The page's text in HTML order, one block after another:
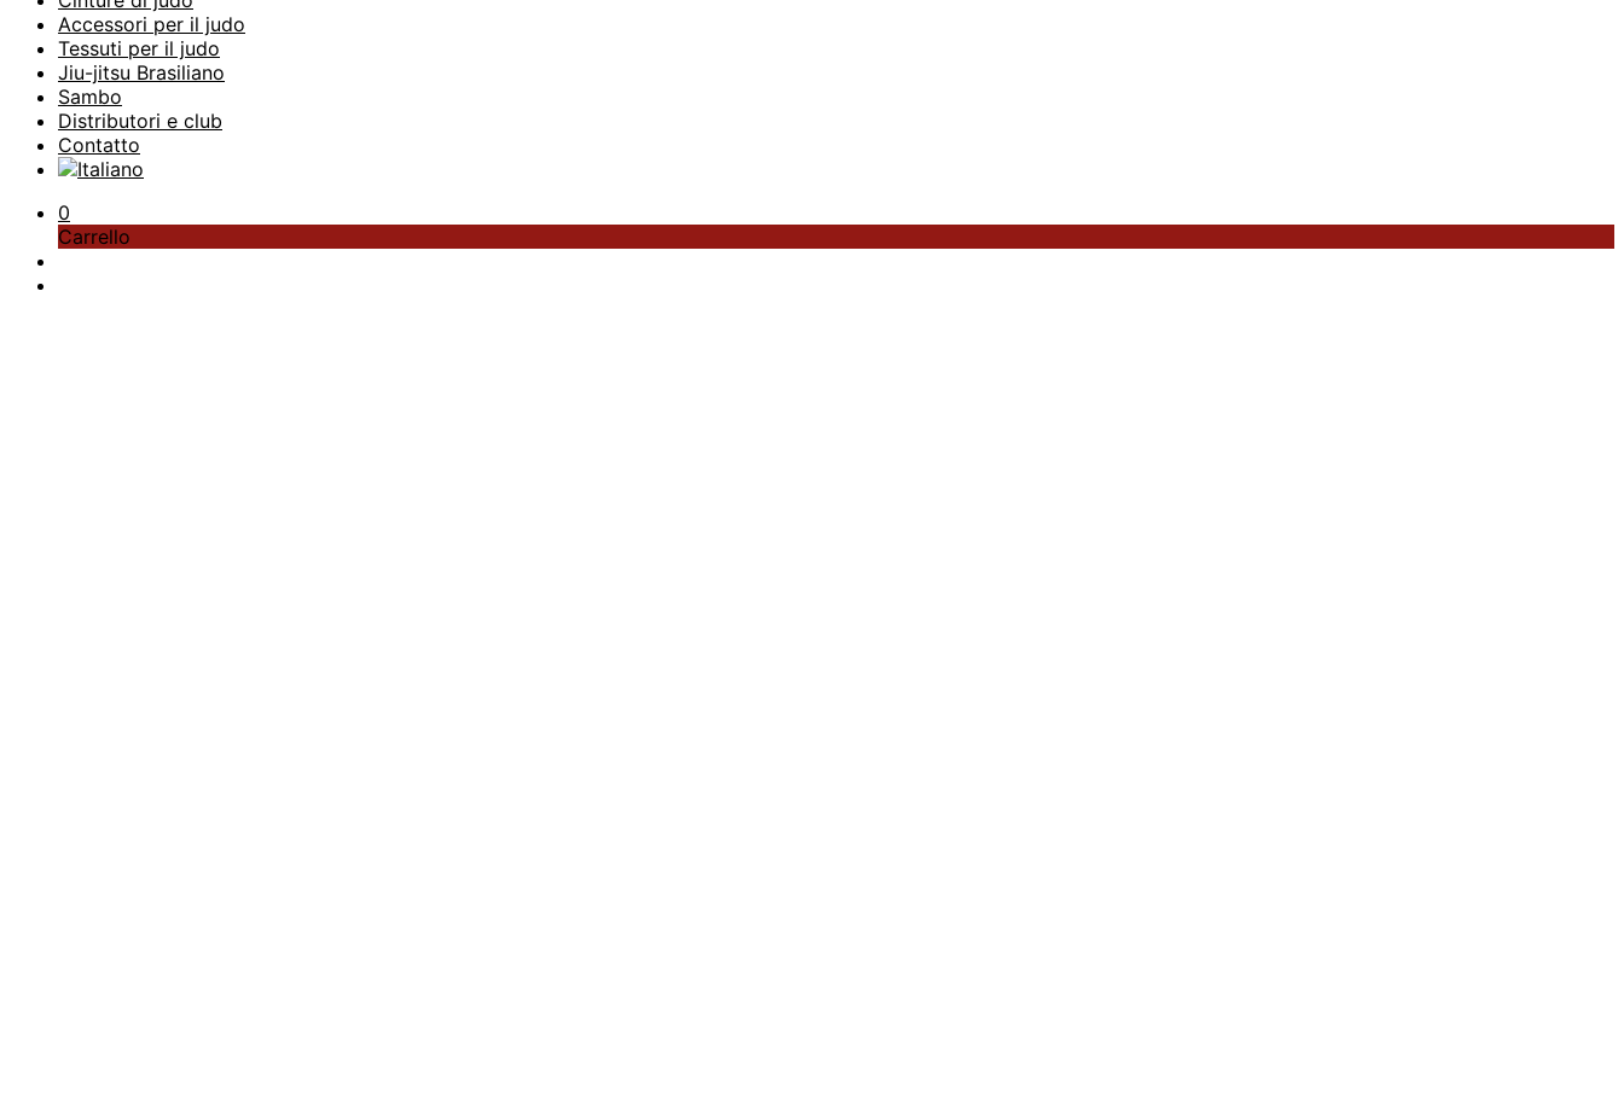
Accessori per il judo
Tessuti per il judo
Jiu-jitsu Brasiliano
Sambo
Distributori e club
Contatto
0
Carrello